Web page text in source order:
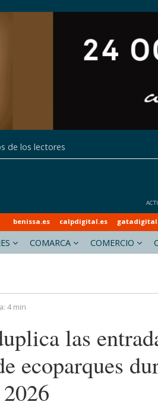
de los lectores
benissa.es calpdigital.es
COMARCA COMERCIO
4 min
las
ecoparques